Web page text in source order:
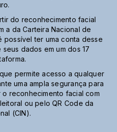
do reconhecimento facial
a da Carteira Nacional de
possível ter uma conta desse
dados em um dos 17
permite acesso a qualquer
uma ampla segurança para
reconhecimento facial com
ou pelo QR Code da
(CIN).